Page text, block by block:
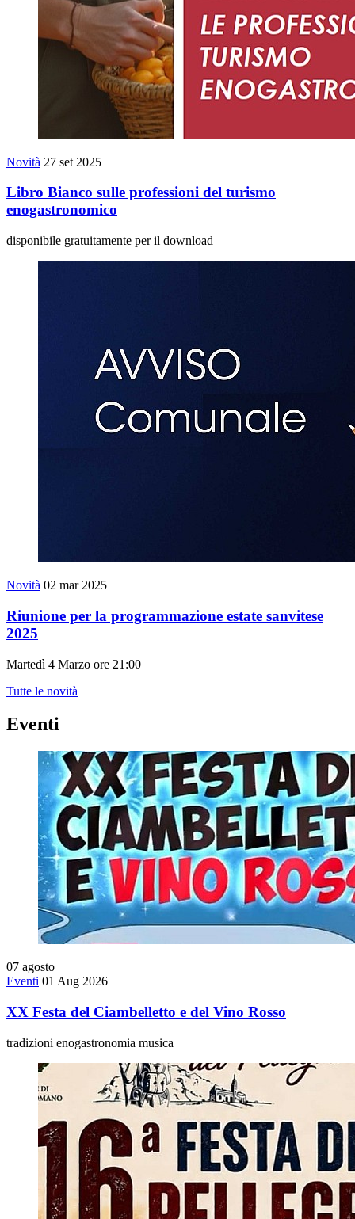
Novità 27 set 2025
Libro Bianco sulle professioni del turismo
enogastronomico
disponibile gratuitamente per il download
Novità 02 mar 2025
Riunione per la programmazione estate sanvitese
2025
Martedì 4 Marzo ore 21:00
Tutte le novità
Eventi
07 agosto
Eventi 01 Aug 2026
XX Festa del Ciambelletto e del Vino Rosso
tradizioni enogastronomia musica